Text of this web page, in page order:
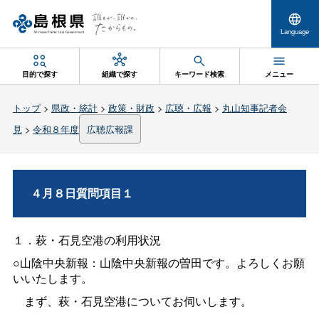
Language
目的で探す 組織で探す キーワード検索 メニュー
トップ> 県政・統計> 政策・財政 > 広聴・広報 > 丸山知事記者会
見> 令和８年度 広聴広報課
４月８日質問項目１
１．萩・石見空港の利用状況
○山陰中央新報：山陰中央新報の曽田です。よろしくお願
いいたします。
まず、萩・石見空港についてお伺いします。